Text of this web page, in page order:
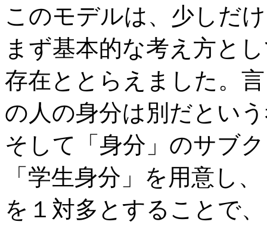
このモデルは、少しだ
まず基本的な考え方と
存在ととらえました。
の人の身分は別だとい
そして「身分」のサブ
「学生身分」を用意し
を１対多とすることで